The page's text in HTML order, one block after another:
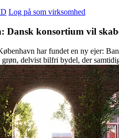
Log på som virksomhed
Dansk konsortium vil
har fundet en ny ejer:
delvist bilfri bydel, der